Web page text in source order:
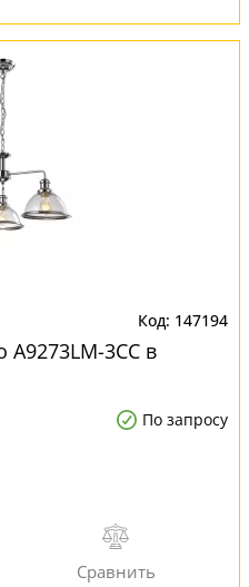
147194
3CC в
По запросу